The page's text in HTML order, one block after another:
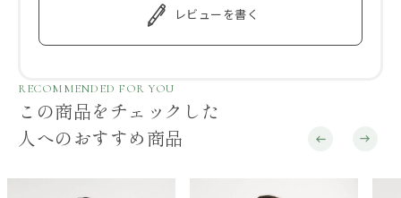
レビューを書く
RECOMMENDED FOR YOU
この商品をチェックした
人へのおすすめ商品